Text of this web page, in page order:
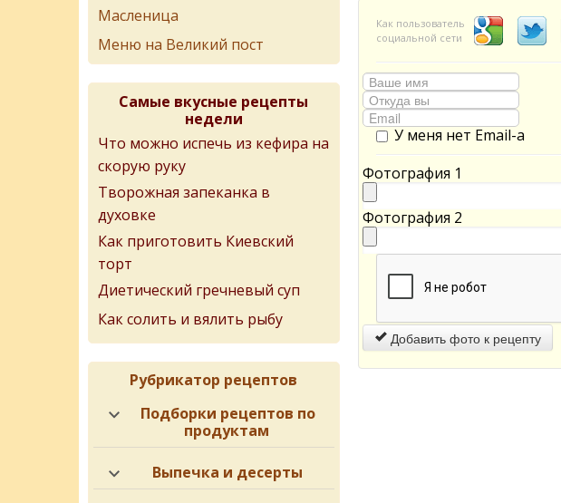
Как пользователь
социальной сети
У меня нет Email-а
Фотография 1
Фотография 2
Добавить фото к рецепту
Масленица
Меню на Великий пост
Самые вкусные рецепты
недели
Что можно испечь из кефира на
скорую руку
Творожная запеканка в
духовке
Как приготовить Киевский
торт
Диетический гречневый суп
Как солить и вялить рыбу
Рубрикатор рецептов
Подборки рецептов по
продуктам
Выпечка и десерты